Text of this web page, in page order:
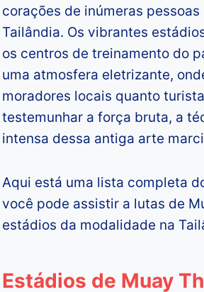
corações de inúmeras
Tailândia. Os vibrantes
os centros de treinamento do
uma atmosfera eletrizante,
moradores locais quanto
testemunhar a força bruta, a
intensa dessa antiga arte
Aqui está uma lista completa
você pode assistir a lutas de
estádios da modalidade na
Estádios de Muay